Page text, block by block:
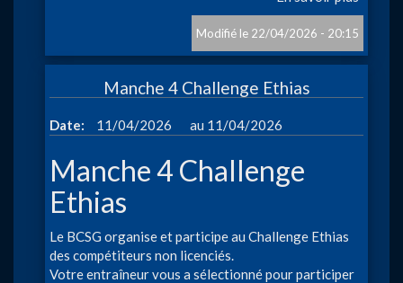
Grand
de
22/04/2026 - 20:15
Manche 4 Challenge Ethias
Date 11/04/2026 à
11/04/2026
Manche 4 Challenge
Ethias
Le BCSG organise et participe au Challenge Ethias
des compétiteurs non licenciés.
Votre entraîneur vous a sélectionné pour participer